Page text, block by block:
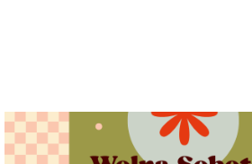
Odtwarzacz
plików